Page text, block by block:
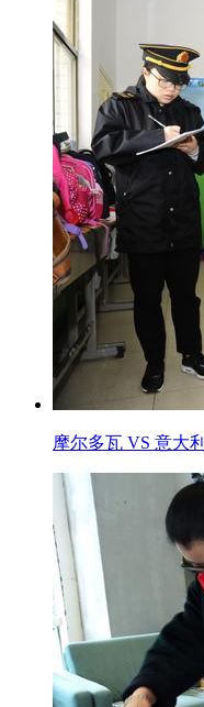
摩尔多瓦 VS 意大利